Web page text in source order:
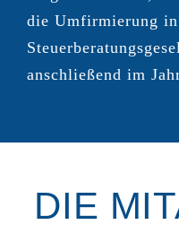
die Umfirmierung in
anschließend im
DIE